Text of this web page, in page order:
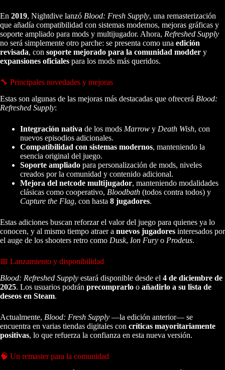
En 2019, Nightdive lanzó Blood: Fresh Supply, una remasterización
que añadía compatibilidad con sistemas modernos, mejoras gráficas y
soporte ampliado para mods y multijugador. Ahora, Refreshed Supply
no será simplemente otro parche: se presenta como una edición
revisada, con soporte mejorado para la comunidad modder y
expansiones oficiales para los mods más queridos.
🔧 Principales novedades y mejoras
Estas son algunas de las mejoras más destacadas que ofrecerá Blood:
Refreshed Supply:
Integración nativa de los mods Marrow y Death Wish, con
nuevos episodios adicionales.
Compatibilidad con sistemas modernos, manteniendo la
esencia original del juego.
Soporte ampliado para personalización de mods, niveles
creados por la comunidad y contenido adicional.
Mejora del netcode multijugador, manteniendo modalidades
clásicas como cooperativo, Bloodbath (todos contra todos) y
Capture the Flag, con hasta 8 jugadores.
Estas adiciones buscan reforzar el valor del juego para quienes ya lo
conocen, y al mismo tiempo atraer a nuevos jugadores interesados por
el auge de los shooters retro como Dusk, Ion Fury o Prodeus.
📅 Lanzamiento y disponibilidad
Blood: Refreshed Supply estará disponible desde el 4 de diciembre de
2025. Los usuarios podrán precomprarlo o añadirlo a su lista de
deseos en Steam.
Actualmente, Blood: Fresh Supply —la edición anterior— se
encuentra en varias tiendas digitales con críticas mayoritariamente
positivas, lo que refuerza la confianza en esta nueva versión.
🧠 Un remaster para la comunidad